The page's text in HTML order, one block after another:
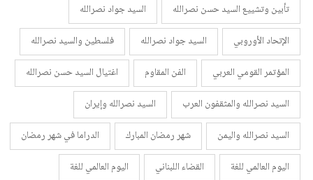
تأبين وتشييع السيد حسن نصرالله
السيد جواد نصرالله
الإتحاد الأوروبي
السيد جواد نصرالله
فلسطين والسيد نصرالله
المؤتمر القومي العربي
الفن المقاوم
اغتيال السيد حسن نصرالله
السيد نصرالله والمثقفون العرب
السيد نصرالله وإيران
السيد نصرالله واليمن
شهر رمضان المبارك
الدراما في شهر رمضان
اليوم العالمي للغة
القضاء اللبناني
اليوم العالمي للغة